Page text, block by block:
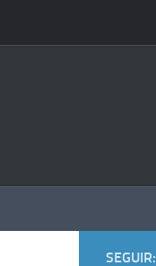
SEGUIR: